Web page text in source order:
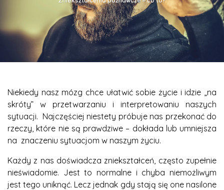
Niekiedy nasz mózg chce ułatwić sobie życie i idzie „na
skróty” w przetwarzaniu i interpretowaniu naszych
sytuacji. Najczęściej niestety próbuje nas przekonać do
rzeczy, które nie są prawdziwe – dokłada lub umniejsza
na znaczeniu sytuacjom w naszym życiu.
Każdy z nas doświadcza zniekształceń, często zupełnie
nieświadomie. Jest to normalne i chyba niemożliwym
jest tego uniknąć. Lecz jednak gdy stają się one nasilone